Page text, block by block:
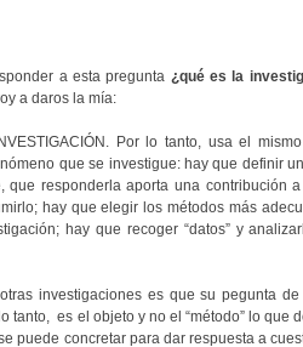
a esta pregunta ¿qué es la
a daros la mía:
Por lo tanto, usa el
que se investigue: hay que definir
que responderla aporta una contribución
hay que elegir los métodos más
hay que recoger “datos” y
investigaciones es que su pegunta
tanto, es el objeto y no el “método” lo que
puede concretar para dar respuesta a